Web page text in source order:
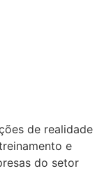
de realidade
e
do setor